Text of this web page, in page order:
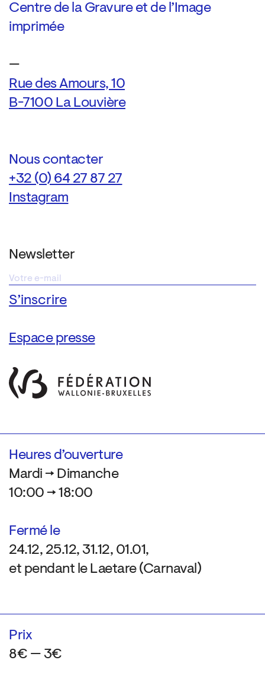
Centre de la Gravure et de l’Image
imprimée
—
Rue des Amours, 10
B-7100 La Louvière
Nous contacter
+32 (0) 64 27 87 27
Instagram
Newsletter
Espace presse
Heures d’ouverture
Mardi → Dimanche
10:00 → 18:00
Fermé le
24.12, 25.12, 31.12, 01.01,
et pendant le Laetare (Carnaval)
Prix
8€ — 3€